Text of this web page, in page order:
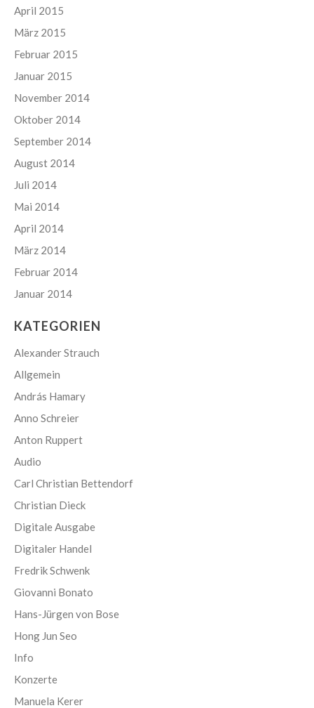
April 2015
März 2015
Februar 2015
Januar 2015
November 2014
Oktober 2014
September 2014
August 2014
Juli 2014
Mai 2014
April 2014
März 2014
Februar 2014
Januar 2014
KATEGORIEN
Alexander Strauch
Allgemein
András Hamary
Anno Schreier
Anton Ruppert
Audio
Carl Christian Bettendorf
Christian Dieck
Digitale Ausgabe
Digitaler Handel
Fredrik Schwenk
Giovanni Bonato
Hans-Jürgen von Bose
Hong Jun Seo
Info
Konzerte
Manuela Kerer